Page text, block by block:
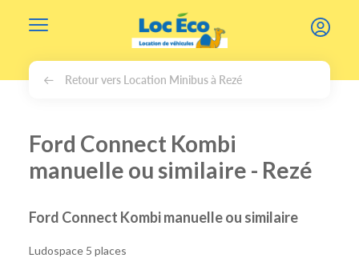
Retour vers Location Minibus à Rezé
Ford Connect Kombi
manuelle ou similaire - Rezé
Ford Connect Kombi manuelle ou similaire
Ludospace 5 places